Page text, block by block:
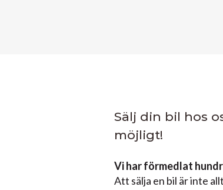
Sälj din bil hos
möjligt!
Vi har förmedlat
Att sälja en bil är inte